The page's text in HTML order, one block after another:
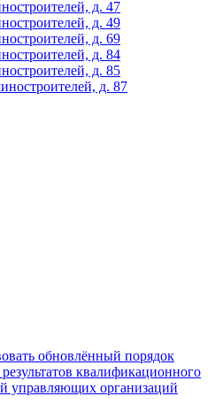
д. 47
д. 49
д. 69
д. 84
д. 85
д. 87
обновлённый порядок
квалификационного
управляющих организаций